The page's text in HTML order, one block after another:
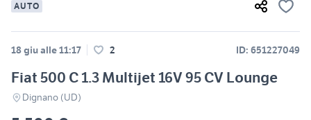
AUTO
18 giu alle 11:17 2 ID: 651227049
Fiat 500 C 1.3 Multijet 16V 95 CV Lounge
Dignano (UD)